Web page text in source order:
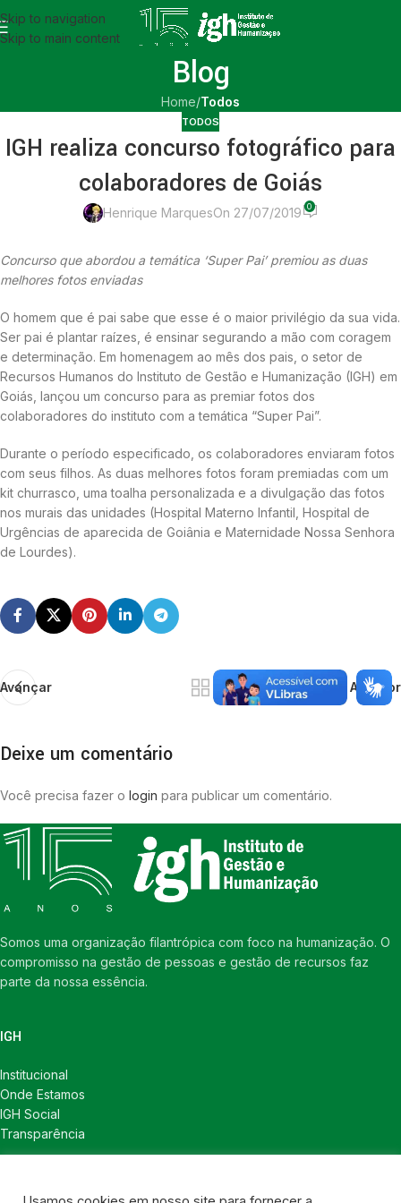
Skip to navigation
Skip to main content
Blog
Home/Todos
TODOS
IGH realiza concurso fotográfico para
colaboradores de Goiás
Henrique MarquesOn 27/07/2019 0
Concurso que abordou a temática ‘Super Pai’ premiou as duas
melhores fotos enviadas
O homem que é pai sabe que esse é o maior privilégio da sua vida.
Ser pai é plantar raízes, é ensinar segurando a mão com coragem
e determinação. Em homenagem ao mês dos pais, o setor de
Recursos Humanos do Instituto de Gestão e Humanização (IGH) em
Goiás, lançou um concurso para as premiar fotos dos
colaboradores do instituto com a temática “Super Pai”.
Durante o período especificado, os colaboradores enviaram fotos
com seus filhos. As duas melhores fotos foram premiadas com um
kit churrasco, uma toalha personalizada e a divulgação das fotos
nos murais das unidades (Hospital Materno Infantil, Hospital de
Urgências de aparecida de Goiânia e Maternidade Nossa Senhora
de Lourdes).
Avançar Anterior
Deixe um comentário
Você precisa fazer o login para publicar um comentário.
Somos uma organização filantrópica com foco na humanização. O
compromisso na gestão de pessoas e gestão de recursos faz
parte da nossa essência.
IGH
Institucional
Onde Estamos
IGH Social
Transparência